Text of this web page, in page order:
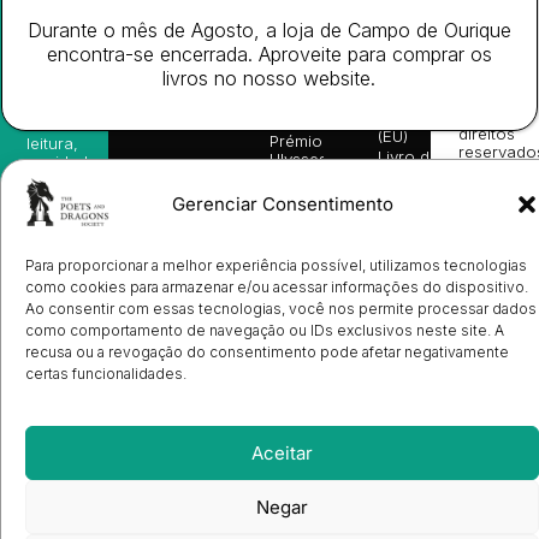
Gerenciar Consentimento
Para proporcionar a melhor experiência possível, utilizamos tecnologias
como cookies para armazenar e/ou acessar informações do dispositivo.
Ao consentir com essas tecnologias, você nos permite processar dados
como comportamento de navegação ou IDs exclusivos neste site. A
recusa ou a revogação do consentimento pode afetar negativamente
certas funcionalidades.
Aceitar
Negar
Adulto
Bookshop
Editora
Books
in
English
Prémio
Ulysses
Nós
Contactos
Manuscritos
Candidatura
de
Ilustradores
Registo
de
Venda
Política de
privacidade
(EU)
Livro de
e
receba
leitura,
novidades
sobre
lançamentos,
vantagens
avisos
diretamente
no seu
e-mail.
Subscrever
On
Labs
©
direitos
Durante o mês de Agosto, a loja de Campo de Ourique
encontra-se encerrada. Aproveite para comprar os
livros no nosso website.